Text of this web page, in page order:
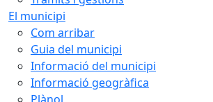
El municipi
Com arribar
Guia del municipi
Informació del municipi
Informació geogràfica